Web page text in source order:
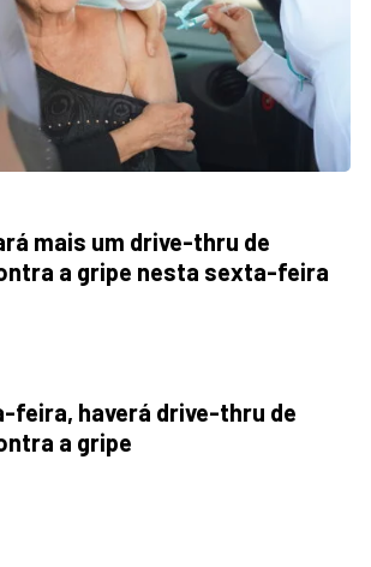
mais um drive-thru de
a gripe nesta sexta-feira
feira, haverá drive-thru de
a gripe